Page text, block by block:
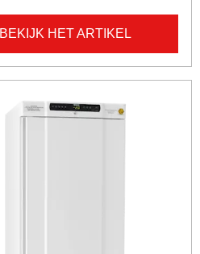
BEKIJK HET ARTIKEL